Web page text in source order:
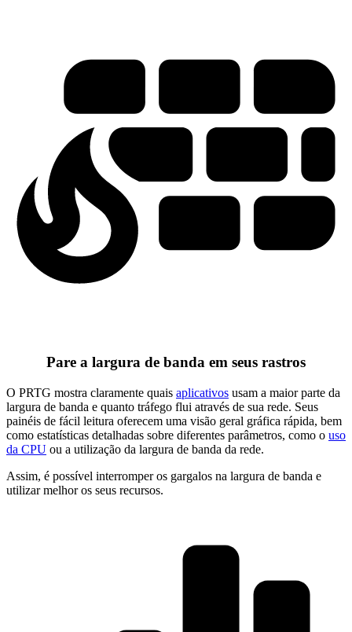
Pare a largura de banda em seus rastros
O PRTG mostra claramente quais aplicativos usam a maior parte da
largura de banda e quanto tráfego flui através de sua rede. Seus
painéis de fácil leitura oferecem uma visão geral gráfica rápida, bem
como estatísticas detalhadas sobre diferentes parâmetros, como o uso
da CPU ou a utilização da largura de banda da rede.
Assim, é possível interromper os gargalos na largura de banda e
utilizar melhor os seus recursos.